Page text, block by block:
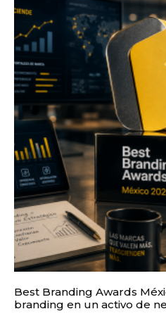
Best Branding Awards
branding en un activo de